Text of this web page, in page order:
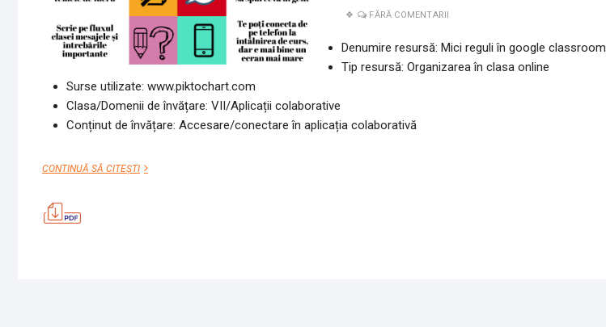
FĂRĂ COMENTARII
Denumire resursă: Mici reguli în google classroom
Tip resursă: Organizarea în clasa online
Surse utilizate: www.piktochart.com
Clasa/Domenii de învățare: VII/Aplicații colaborative
Conținut de învățare: Accesare/conectare în aplicația colaborativă
CONTINUĂ SĂ CITEȘTIMICI